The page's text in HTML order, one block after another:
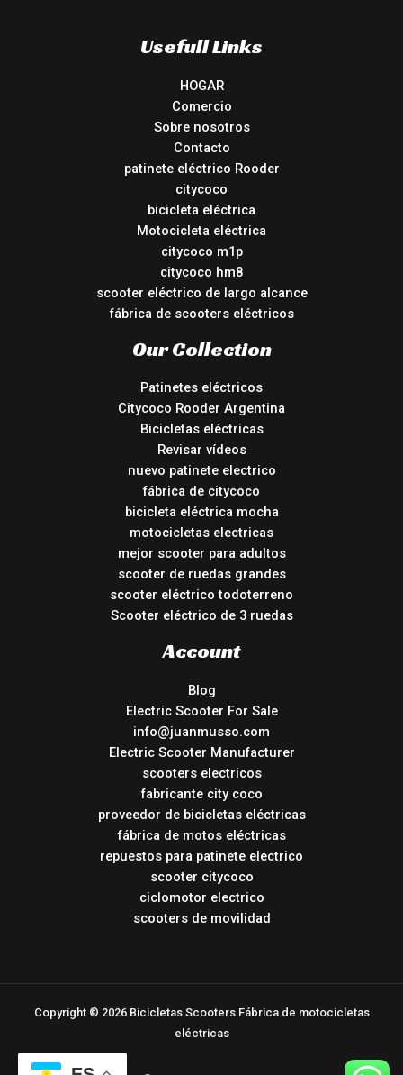
Usefull Links
HOGAR
Comercio
Sobre nosotros
Contacto
patinete eléctrico Rooder
citycoco
bicicleta eléctrica
Motocicleta eléctrica
citycoco m1p
citycoco hm8
scooter eléctrico de largo alcance
fábrica de scooters eléctricos
Our Collection
Patinetes eléctricos
Citycoco Rooder Argentina
Bicicletas eléctricas
Revisar vídeos
nuevo patinete electrico
fábrica de citycoco
bicicleta eléctrica mocha
motocicletas electricas
mejor scooter para adultos
scooter de ruedas grandes
scooter eléctrico todoterreno
Scooter eléctrico de 3 ruedas
Account
Blog
Electric Scooter For Sale
info@juanmusso.com
Electric Scooter Manufacturer
scooters electricos
fabricante city coco
proveedor de bicicletas eléctricas
fábrica de motos eléctricas
repuestos para patinete electrico
scooter citycoco
ciclomotor electrico
scooters de movilidad
Copyright © 2026 Bicicletas Scooters Fábrica de motocicletas
eléctricas